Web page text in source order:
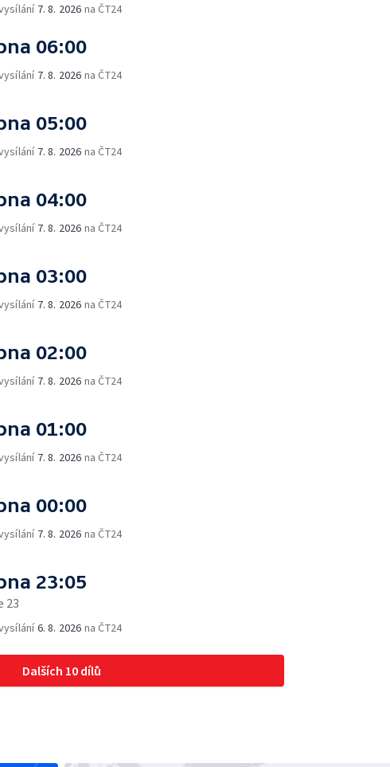
7. 8. 2026 na ČT24
06:00
7. 8. 2026 na ČT24
05:00
7. 8. 2026 na ČT24
04:00
7. 8. 2026 na ČT24
03:00
7. 8. 2026 na ČT24
02:00
7. 8. 2026 na ČT24
01:00
7. 8. 2026 na ČT24
00:00
7. 8. 2026 na ČT24
23:05
23
6. 8. 2026 na ČT24
Dalších 10 dílů